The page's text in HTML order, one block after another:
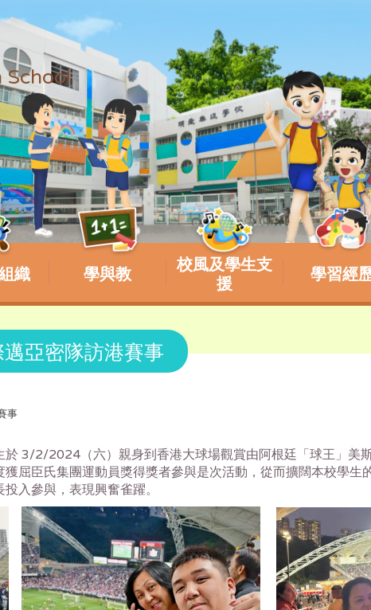
School
織 學與教
校風及學生支
援
學習經
亞密隊訪港賽事
事
於 3/2/2024（六）親身到香港大球場觀賞由阿根廷「球王」美
屈臣氏集團運動員獎得獎者參與是次活動，從而擴闊本校學
入參與，表現興奮雀躍。